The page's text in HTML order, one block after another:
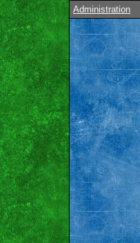
Administration